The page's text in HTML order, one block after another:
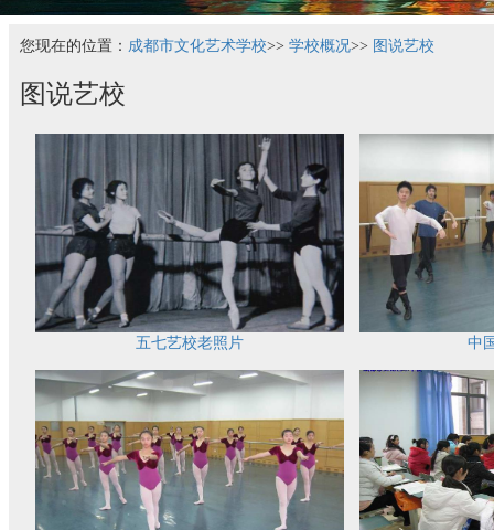
您现在的位置： 成都市文化艺术学校>> 学校概况>> 图说艺校
图说艺校
五七艺校老照片 中